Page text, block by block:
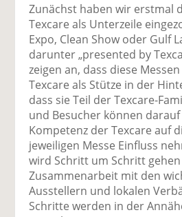
Zunächst haben wir erstmal
Texcare als Unterzeile
Expo, Clean Show oder Gulf
darunter „presented by
zeigen an, dass diese
Texcare als Stütze in der
dass sie Teil der Texcare-
und Besucher können
Kompetenz der Texcare auf
jeweiligen Messe Einfluss
wird Schritt um Schritt
Zusammenarbeit mit den
Ausstellern und lokalen
Schritte werden in der